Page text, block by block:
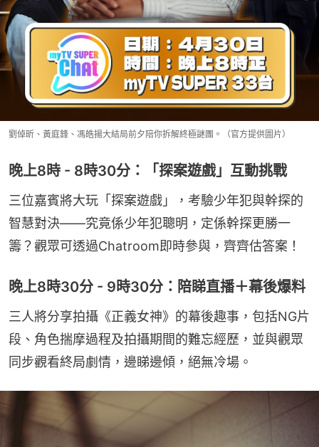
劉倬昕、黃庭鋒、馮皓揚大結局前夕陪你拆解終極謎團。（官方提供圖片）
晚上8時 - 8時30分：「探案遊戲」互動挑戰
三位嘉賓將大玩「探案遊戲」，考驗少年犯與幹探的
智慧對決——究竟係少年犯聰明，定係幹探更勝一
籌？觀眾可透過Chatroom即時參與，齊齊估答案！
晚上8時30分 - 9時30分：陪睇直播＋幕後爆料
三人將分享拍攝《正義女神》的幕後趣事，包括NG片
段、角色揣摩過程及拍攝期間的難忘經歷，並與觀眾
同步觀看終局劇情，邊睇邊傾，絕無冷場。